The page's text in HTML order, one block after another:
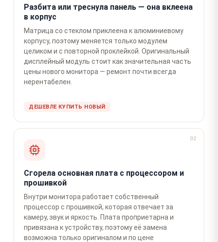
Разбита или треснула панель — она вклеена
в корпус
Матрица со стеклом приклеена к алюминиевому
корпусу, поэтому меняется только модулем
целиком и с повторной проклейкой. Оригинальный
дисплейный модуль стоит как значительная часть
цены нового монитора — ремонт почти всегда
нерентабелен.
ДЕШЕВЛЕ КУПИТЬ НОВЫЙ
02
Сгорела основная плата с процессором и
прошивкой
Внутри монитора работает собственный
процессор с прошивкой, которая отвечает за
камеру, звук и яркость. Плата проприетарна и
привязана к устройству, поэтому её замена
возможна только оригиналом и по цене